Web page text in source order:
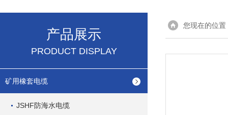
产品展示
PRODUCT DISPLAY
矿用橡套电缆
JSHF防海水电缆
您现在的位置